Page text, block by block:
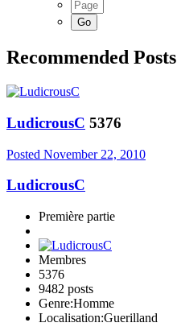
Recommended Posts
LudicrousC 5376
Posted November 22, 2010
LudicrousC
Première partie
Membres
5376
9482 posts
Genre:Homme
Localisation:Guerilland